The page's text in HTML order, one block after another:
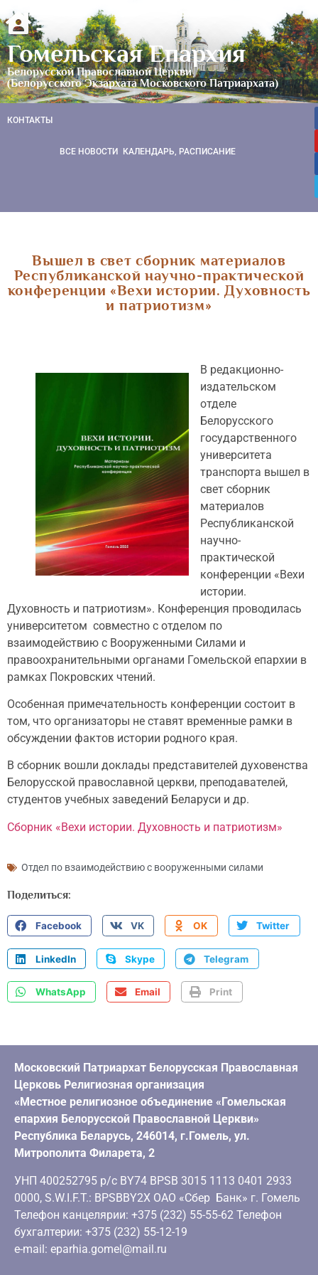
Гомельская Епархия
Белорусской Православной Церкви
(Белорусского Экзархата Московского Патриархата)
КОНТАКТЫ
ВСЕ НОВОСТИ КАЛЕНДАРЬ, РАСПИСАНИЕ
Вышел в свет сборник материалов
Республиканской научно-практической
конференции «Вехи истории. Духовность
и патриотизм»
В редакционно-
издательском
отделе
Белорусского
государственного
университета
транспорта вышел в
свет сборник
материалов
Республиканской
научно-
практической
конференции «Вехи
истории.
Духовность и патриотизм». Конференция проводилась
университетом совместно с отделом по
взаимодействию с Вооруженными Силами и
правоохранительными органами Гомельской епархии в
рамках Покровских чтений.
Особенная примечательность конференции состоит в
том, что организаторы не ставят временные рамки в
обсуждении фактов истории родного края.
В сборник вошли доклады представителей духовенства
Белорусской православной церкви, преподавателей,
студентов учебных заведений Беларуси и др.
Сборник «Вехи истории. Духовность и патриотизм»
Отдел по взаимодействию с вооруженными силами
Поделиться:
Facebook VK OK Twitter
LinkedIn Skype Telegram
WhatsApp Email Print
Московский Патриархат Белорусская Православная
Церковь Религиозная организация
«Местное религиозное объединение «Гомельская
епархия Белорусской Православной Церкви»
Республика Беларусь, 246014, г.Гомель, ул.
Митрополита Филарета, 2
УНП 400252795 р/с BY74 BPSB 3015 1113 0401 2933
0000, S.W.I.F.T.: BPSBBY2X ОАО «Сбер Банк» г. Гомель
Телефон канцелярии: +375 (232) 55-55-62 Телефон
бухгалтерии: +375 (232) 55-12-19
e-mail: eparhia.gomel@mail.ru